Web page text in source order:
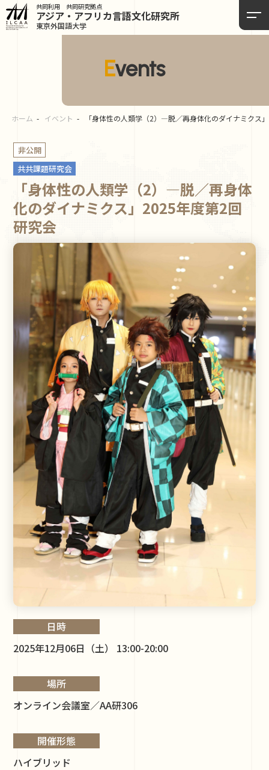
共同利用 共同研究拠点
アジア・アフリカ言語文化研究所
東京外国語大学
Events
ホーム イベント 「身体性の人類学（2）―脱／再身体化のダイナミクス
非公開
共共課題研究会
「身体性の人類学（2）―脱／再身体
化のダイナミクス」2025年度第2回
研究会
日時
2025年12月06日（土） 13:00-20:00
場所
オンライン会議室／AA研306
開催形態
ハイブリッド